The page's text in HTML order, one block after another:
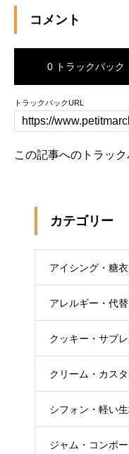
コメント
0 トラックバック
トラックバックURL
この記事へのトラッ
カテゴリー
アイシング・糖
アレルギー・代替
クッキー・サブ
クリーム・カス
シフォン・軽い
ジャム・コンポ